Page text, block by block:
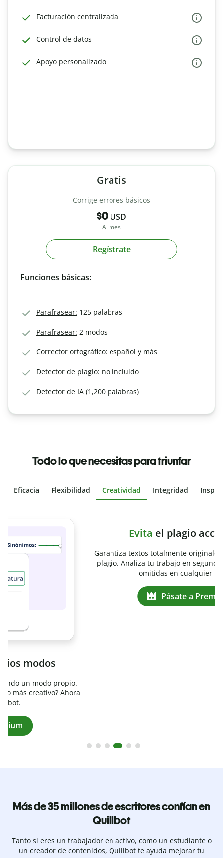
Facturación centralizada
Control de datos
Apoyo personalizado
Gratis
Corrige errores básicos
$0 USD
Al mes
Regístrate
Funciones básicas:
Parafrasear: 125 palabras
Parafrasear: 2 modos
Corrector ortográfico: español y más
Detector de plagio: no incluido
Detector de IA (1,200 palabras)
Todo lo que necesitas para triunfar
Eficacia Flexibilidad Creatividad Integridad
Evita
Garantiza textos totalmente originales con el detector de
plagio. Analiza tu trabajo en segundos e identifica citas
Más de 35 millones de escritores confían en
Quillbot
Tanto si eres un trabajador en activo, como un estudiante o
un creador de contenidos, Quillbot te ayuda mejorar tu